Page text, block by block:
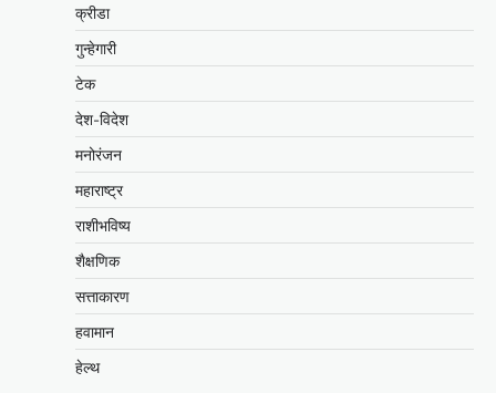
क्रीडा
गुन्हेगारी
टेक
देश-विदेश
मनोरंजन
महाराष्ट्र
राशीभविष्य
शैक्षणिक
सत्ताकारण
हवामान
हेल्थ